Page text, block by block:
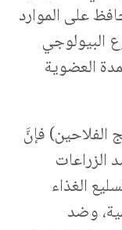
على الموارد
البيولوجي
العضوية
فإنَّ
الزراعات
الغذاء
وضد